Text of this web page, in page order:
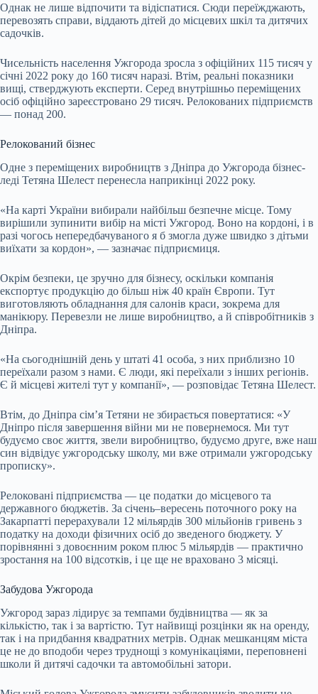
Однак не лише відпочити та відіспатися. Сюди переїжджають,
перевозять справи, віддають дітей до місцевих шкіл та дитячих
садочків.
Чисельність населення Ужгорода зросла з офіційних 115 тисяч у
січні 2022 року до 160 тисяч наразі. Втім, реальні показники
вищі, стверджують експерти. Серед внутрішньо переміщених
осіб офіційно зареєстровано 29 тисяч. Релокованих підприємств
— понад 200.
Релокований бізнес
Одне з переміщених виробництв з Дніпра до Ужгорода бізнес-
леді Тетяна Шелест перенесла наприкінці 2022 року.
«На карті України вибирали найбільш безпечне місце. Тому
вирішили зупинити вибір на місті Ужгород. Воно на кордоні, і в
разі чогось непередбачуваного я б змогла дуже швидко з дітьми
виїхати за кордон», — зазначає підприємиця.
Окрім безпеки, це зручно для бізнесу, оскільки компанія
експортує продукцію до більш ніж 40 країн Європи. Тут
виготовляють обладнання для салонів краси, зокрема для
манікюру. Перевезли не лише виробництво, а й співробітників з
Дніпра.
«На сьогоднішній день у штаті 41 особа, з них приблизно 10
переїхали разом з нами. Є люди, які переїхали з інших регіонів.
Є й місцеві жителі тут у компанії», — розповідає Тетяна Шелест.
Втім, до Дніпра сім’я Тетяни не збирається повертатися: «У
Дніпро після завершення війни ми не повернемося. Ми тут
будуємо своє життя, звели виробництво, будуємо друге, вже наш
син відвідує ужгородську школу, ми вже отримали ужгородську
прописку».
Релоковані підприємства — це податки до місцевого та
державного бюджетів. За січень–вересень поточного року на
Закарпатті перерахували 12 мільярдів 300 мільйонів гривень з
податку на доходи фізичних осіб до зведеного бюджету. У
порівнянні з довоєнним роком плюс 5 мільярдів — практично
зростання на 100 відсотків, і це ще не враховано 3 місяці.
Забудова Ужгорода
Ужгород зараз лідирує за темпами будівництва — як за
кількістю, так і за вартістю. Тут найвищі розцінки як на оренду,
так і на придбання квадратних метрів. Однак мешканцям міста
це не до вподоби через труднощі з комунікаціями, переповнені
школи й дитячі садочки та автомобільні затори.